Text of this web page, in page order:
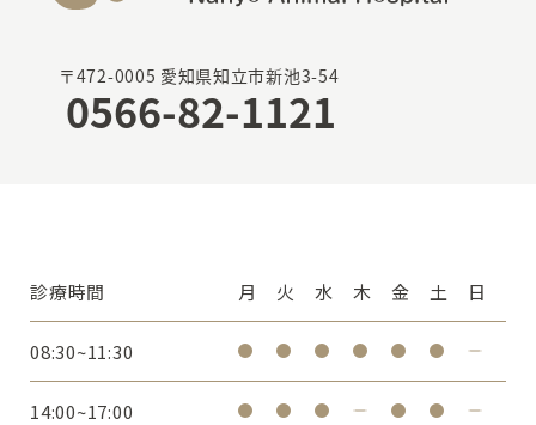
〒472-0005 愛知県知立市新池3-54
0566-82-1121
診療時間 月 火 水 木 金 土 日
08:30~11:30
14:00~17:00